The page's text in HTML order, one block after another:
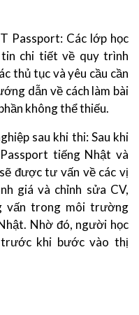
Passport: Các lớp học
tin chi tiết về quy trình
thủ tục và yêu cầu cần
dẫn về cách làm bài
không thể thiếu.
sau khi thi: Sau khi
tiếng Nhật và
được tư vấn về các vị
giá và chỉnh sửa CV,
vấn trong môi trường
Nhờ đó, người học
khi bước vào thị